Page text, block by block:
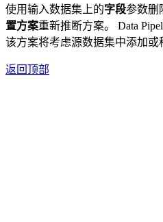
使用输入数据集上的字段参数删
置方案重新推断方案。 Data
该方案将考虑源数据集中添加或
返回顶部